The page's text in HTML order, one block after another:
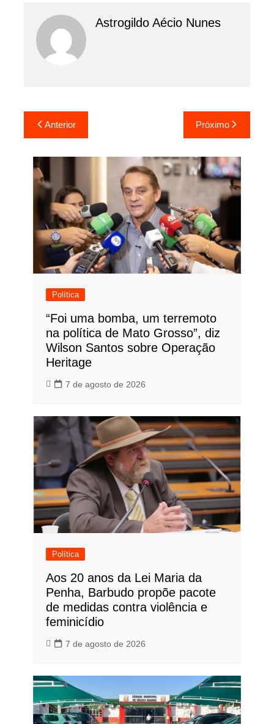
Astrogildo Aécio Nunes
Navegação
de
Post
Anterior Próximo
Política
“Foi uma bomba, um terremoto
na política de Mato Grosso”, diz
Wilson Santos sobre Operação
Heritage
7 de agosto de 2026
Política
Aos 20 anos da Lei Maria da
Penha, Barbudo propõe pacote
de medidas contra violência e
feminicídio
7 de agosto de 2026